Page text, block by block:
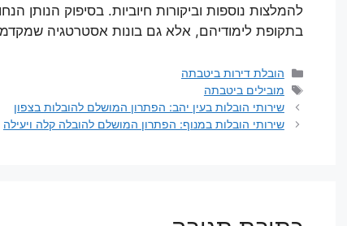
להמלצות נוספות וביקורות חיוביות. בסיפוק הנותן
בתקופת לימודיהם, אלא גם בונות אסטרטגיה
קטגוריות
הובלת דירות ביטבתה
תגיות
מובילים ביטבתה
שירותי הובלות בעין יהב: הפתרון המושלם להובלות בצפון
שירותי הובלות במנוף: הפתרון המושלם להובלה קלה ויעילה